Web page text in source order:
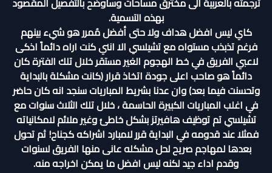
بهذه التسمية.
كاي ليس افضل هداف ولا حتى أفضل مُمرر هو شيء بينهم
فرغم تذبذب مستواه مع تشيلسي الا انني كنت اراه دائماً اذكى
لاعبي الفريق في خط الهجوم الغير مستقر خلال تلك الفترة كان
دائماً هو صاحب اعلى جودة اتخاذ قرار (كانت مشكلة بالبداية
وتحسنت فيما بعد) وان عدنا بشريط المباريات سنجد انه كان حاضر
في اغلب المباريات الكبيرة الحاسمة ، خلال تلك الثلاث سنوات مع
تشيلسي تم توظيف هافيرتز بشكل خاطئ وغير ملائم لامكانياته
فمثلا عند قدومه في البداية قرر لامبارد اشراكه كجناح! ثم تحول
بعدها لمهاجم صريح لحل مشكله عانى منها الفريق لسنوات
وقدم اداء جيد لكنه ليس افضل ما يمكن اخراجه منه.